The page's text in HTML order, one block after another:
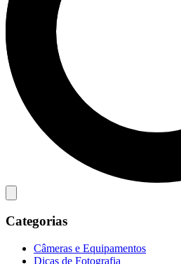
Categorias
Câmeras e Equipamentos
Dicas de Fotografia